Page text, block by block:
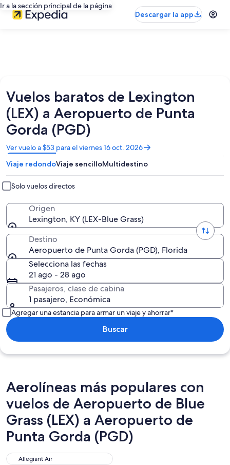
Ir a la sección principal de la página
Descargar la app
Vuelos baratos de Lexington
(LEX) a Aeropuerto de Punta
Gorda (PGD)
Ver vuelo a $53 para el viernes 16 oct. 2026
Se
abrirá
en
una
nueva
ventana
Viaje redondoViaje sencilloMultidestino
Solo vuelos directos
Origen
Lexington, KY (LEX-Blue Grass)
Destino
Aeropuerto de Punta Gorda (PGD), Florida
Selecciona las fechas
21 ago - 28 ago
Pasajeros, clase de cabina
1 pasajero, Económica
Agregar una estancia para armar un viaje y ahorrar*
Buscar
Aerolíneas más populares con
vuelos de Aeropuerto de Blue
Grass (LEX) a Aeropuerto de
Punta Gorda (PGD)
Allegiant Air
Allegiant Air